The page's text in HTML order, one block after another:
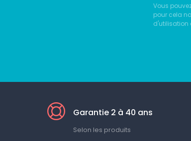
Vous
pour cela
d'utilisation
Garantie 2 à 40 ans
Selon les produits